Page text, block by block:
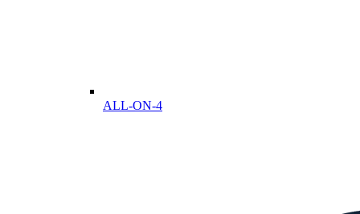
ALL-ON-4